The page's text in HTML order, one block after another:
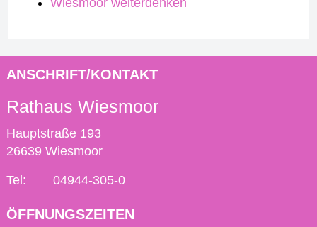
ANSCHRIFT/KONTAKT
Rathaus Wiesmoor
Hauptstraße 193
26639 Wiesmoor
Tel: 04944-305-0
ÖFFNUNGSZEITEN